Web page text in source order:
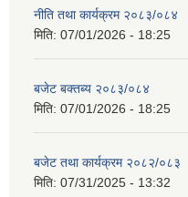
नीति तथा कार्यक्रम २०८३/०८४
मिति: 07/01/2026 - 18:25
बजेट बक्तब्य २०८३/०८४
मिति: 07/01/2026 - 18:25
बजेट तथा कार्यक्रम २०८२/०८३
मिति: 07/31/2025 - 13:32